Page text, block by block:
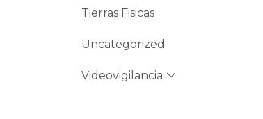
Tierras Fisicas
Uncategorized
Videovigilancia